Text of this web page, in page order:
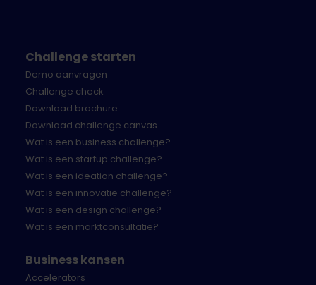
Challenge starten
Demo aanvragen
Challenge check
Download brochure
Download challenge canvas
Wat is een business challenge?
Wat is een startup challenge?
Wat is een ideation challenge?
Wat is een innovatie challenge?
Wat is een design challenge?
Wat is een marktconsultatie?
Business kansen
Accelerators